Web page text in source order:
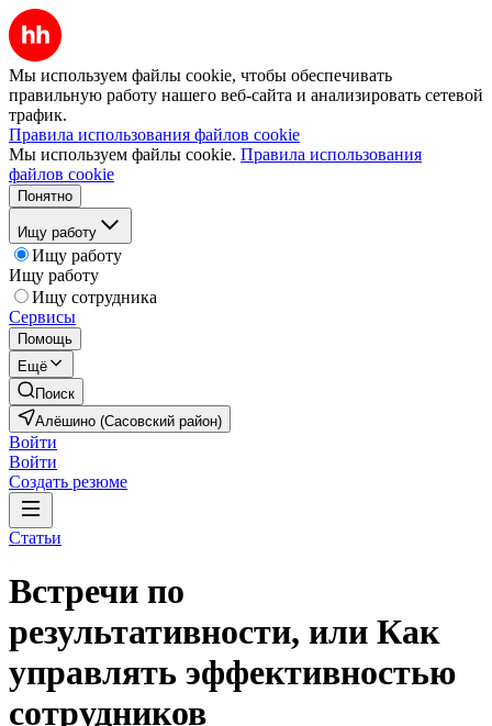
Мы используем файлы cookie, чтобы обеспечивать
правильную работу нашего веб-сайта и анализировать сетевой
трафик.
Правила использования файлов cookie
Мы используем файлы cookie. Правила использования
файлов cookie
Понятно
Ищу работу
Ищу работу
Ищу работу
Ищу сотрудника
Сервисы
Помощь
Ещё
Поиск
Алёшино (Сасовский район)
Войти
Войти
Создать резюме
Статьи
Встречи по
результативности, или Как
управлять эффективностью
сотрудников